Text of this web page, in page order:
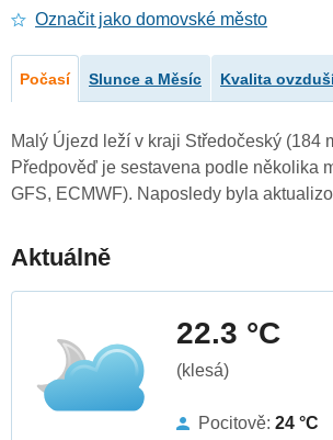
Označit jako domovské město
Počasí Slunce a Měsíc Kvalita
Malý Újezd leží v kraji Středočeský (184
Předpověď je sestavena podle několika
GFS, ECMWF). Naposledy byla
Aktuálně
22.3 °C
(klesá)
Pocitově: 24 °C